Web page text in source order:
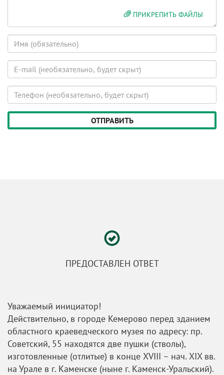
ПРИКРЕПИТЬ ФАЙЛЫ
Имя
mail
(будет
скрыт)
Телефон
(будет
скрыт)
ПРЕДОСТАВЛЕН ОТВЕТ
Уважаемый инициатор!
Действительно, в городе Кемерово перед зданием
областного краеведческого музея по адресу: пр.
Советский, 55 находятся две пушки (стволы),
изготовленные (отлитые) в конце XVIII – нач. XIX вв.
на Урале в г. Каменске (ныне г. Каменск-Уральский).